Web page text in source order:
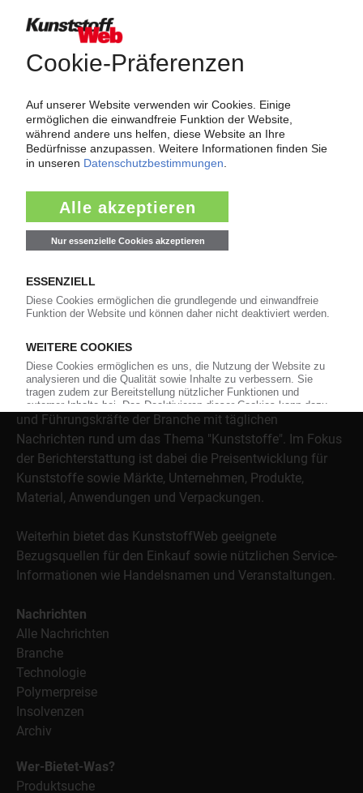
Force Majeure in der Kunststoffindustrie
wenn der Lieferant nicht mehr liefert – Informationen zum
Themenkomplex Force Majeure, Corona und Kunststoff-
Preisentwicklung sowie Tipps für die Praxis.
Jetzt lesen
Über das KunststoffWeb
Als einer der Internet-Pioniere der Kunststoffindustrie
versorgt das KunststoffWeb bereits seit 1996 die Fach-
und Führungskräfte der Branche mit täglichen
Nachrichten rund um das Thema "Kunststoffe". Im Fokus
der Berichterstattung ist dabei die Preisentwicklung für
Kunststoffe sowie Märkte, Unternehmen, Produkte,
Material, Anwendungen und Verpackungen.
Weiterhin bietet das KunststoffWeb geeignete
Bezugsquellen für den Einkauf sowie nützlichen Service-
Informationen wie Handelsnamen und Veranstaltungen.
Nachrichten
Alle Nachrichten
Branche
Technologie
Polymerpreise
Insolvenzen
Archiv
Wer-Bietet-Was?
Produktsuche